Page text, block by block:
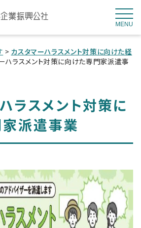
MENU
> カスタマーハラスメント対策に向けた経
ハラスメント対策に向けた専門家派遣事
ラスメント対策に
派遣事業